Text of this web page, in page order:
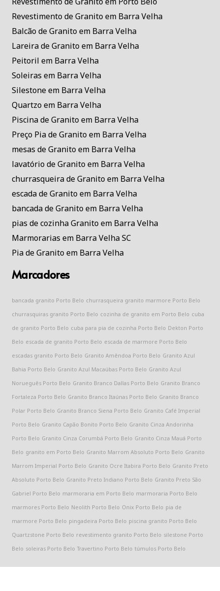
Revestimento de Granito em Barra Velha
Balcão de Granito em Barra Velha
Lareira de Granito em Barra Velha
Peitoril em Barra Velha
Soleiras em Barra Velha
Silestone em Barra Velha
Quartzo em Barra Velha
Piscina de Granito em Barra Velha
Preço Pia de Granito em Barra Velha
mesas de Granito em Barra Velha
lavatório de Granito em Barra Velha
churrasqueira de Granito em Barra Velha
escada de Granito em Barra Velha
bancada de Granito em Barra Velha
pias de cozinha Granito em Barra Velha
Marmorarias em Barra Velha SC
Pia de Granito em Barra Velha
Marcadores
bancada granito Porto Belo churrasqueira granito marmore Porto Belo
churrasquiras granito Porto Belo cozinha de granito em Porto Belo cuba
de granito Porto Belo cuba para pia de cozinha Porto Belo Dekton Porto
Belo escada de granito Porto Belo escada de marmore Porto Belo
escadas granito Porto Belo Granito Amêndoa Porto Belo Granito Azul
Bahia Porto Belo Granito Azul Macaúbas Porto Belo Granito Azul
Norueguês Porto Belo Granito Branco Dallas Porto Belo Granito Branco
Fortaleza Porto Belo Granito Branco Itaúnas Porto Belo Granito Branco
Polar Porto Belo Granito Branco Siena Porto Belo Granito Café Imperial
Porto Belo Granito Capão Bonito Porto Belo Granito Cinza Andorinha
Porto Belo Granito Cinza Corumbá Porto Belo Granito Cinza Mauá Porto
Belo granito em Porto Belo Granito Marrom Absoluto Porto Belo Granito
Marrom Imperial Porto Belo Granito Ocre Itabira Porto Belo Granito Preto
Absoluto Porto Belo Granito Preto Indiano Porto Belo Granito Preto São
Gabriel Porto Belo marmoraria em Porto Belo marmoraria Porto Belo
marmores Porto Belo Neolith Porto Belo Onix Porto Belo pia de
marmore Porto Belo pingadeira Porto Belo piscina granito Porto Belo
Quartzstone Porto Belo revestimento granito Porto Belo silestone Porto
Belo soleiras Porto Belo Travertino Porto Belo túmulos Porto Belo